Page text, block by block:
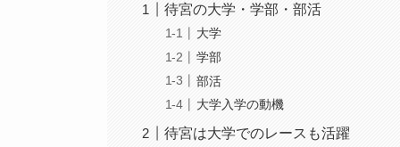
待宮の大学・学部・部活
大学
学部
部活
大学入学の動機
待宮は大学でのレースも活躍